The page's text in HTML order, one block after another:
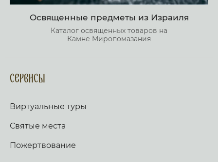
Освященные предметы из Израиля
Каталог освященных товаров на
Камне Миропомазания
Сервисы
Виртуальные туры
Святые места
Пожертвование